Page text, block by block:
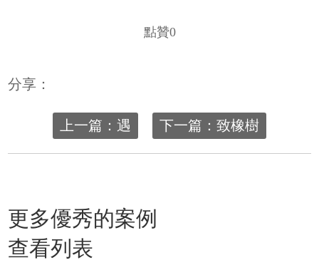
點贊0
分享：
上一篇：遇 下一篇：致橡樹
更多優秀的案例
查看列表